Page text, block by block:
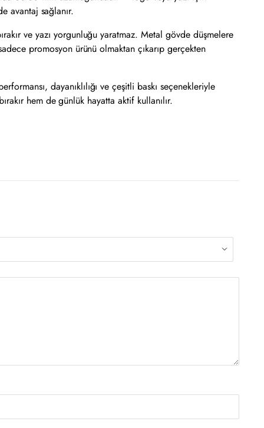
avantaj sağlanır.
ve yazı yorgunluğu yaratmaz. Metal gövde düşmelere
promosyon ürünü olmaktan çıkarıp gerçekten
dayanıklılığı ve çeşitli baskı seçenekleriyle
hem de günlük hayatta aktif kullanılır.